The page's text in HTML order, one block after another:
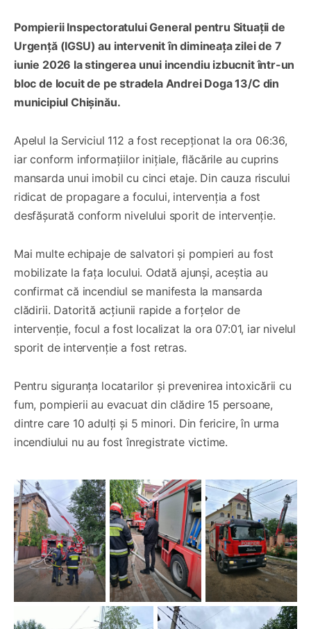
Pompierii Inspectoratului General pentru Situații de
Urgență (IGSU) au intervenit în dimineața zilei de 7
iunie 2026 la stingerea unui incendiu izbucnit într-un
bloc de locuit de pe stradela Andrei Doga 13/C din
municipiul Chișinău.
Apelul la Serviciul 112 a fost recepționat la ora 06:36,
iar conform informațiilor inițiale, flăcările au cuprins
mansarda unui imobil cu cinci etaje. Din cauza riscului
ridicat de propagare a focului, intervenția a fost
desfășurată conform nivelului sporit de intervenție.
Mai multe echipaje de salvatori și pompieri au fost
mobilizate la fața locului. Odată ajunși, aceștia au
confirmat că incendiul se manifesta la mansarda
clădirii. Datorită acțiunii rapide a forțelor de
intervenție, focul a fost localizat la ora 07:01, iar nivelul
sporit de intervenție a fost retras.
Pentru siguranța locatarilor și prevenirea intoxicării cu
fum, pompierii au evacuat din clădire 15 persoane,
dintre care 10 adulți și 5 minori. Din fericire, în urma
incendiului nu au fost înregistrate victime.